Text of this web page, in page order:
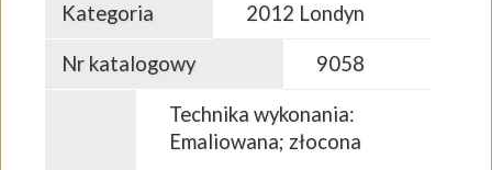
Kategoria 2012 Londyn
Nr katalogowy 9058
Technika wykonania:
Emaliowana; złocona